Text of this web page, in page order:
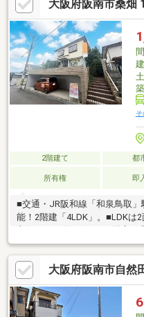
大阪府阪南市桑畑
2階建て 都
所有権 即
■交通・JR阪和線「和泉鳥取
能！2階建「4LDK」。■LDKは
各洋室や和室に収納が備わり
庫に1台駐車可能(車種による)
き、落ち着いた住環境。■2026
換：キッチン、浴室、トイ
※そのほかリフォーム内容の詳
合わせください。■周辺環境・
大阪府阪南市自然